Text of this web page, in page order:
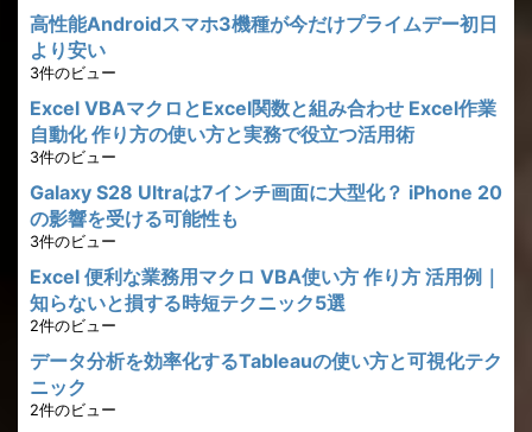
高性能Androidスマホ3機種が今だけプライムデー初日
より安い
3件のビュー
Excel VBAマクロとExcel関数と組み合わせ Excel作業
自動化 作り方の使い方と実務で役立つ活用術
3件のビュー
Galaxy S28 Ultraは7インチ画面に大型化？ iPhone 20
の影響を受ける可能性も
3件のビュー
Excel 便利な業務用マクロ VBA使い方 作り方 活用例｜
知らないと損する時短テクニック5選
2件のビュー
データ分析を効率化するTableauの使い方と可視化テク
ニック
2件のビュー